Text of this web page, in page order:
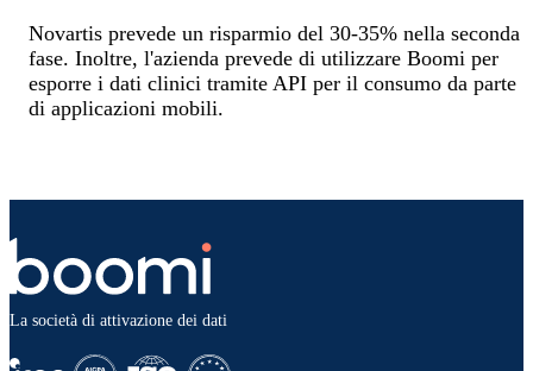
Novartis prevede un risparmio del 30-35% nella seconda
fase. Inoltre, l'azienda prevede di utilizzare Boomi per
esporre i dati clinici tramite API per il consumo da parte
di applicazioni mobili.
La società di attivazione dei dati